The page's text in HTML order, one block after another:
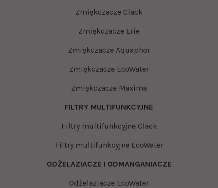
Zmiękczacze Clack
Zmiękczacze Erie
Zmiękczacze Aquaphor
Zmiękczacze EcoWater
Zmiękczacze Maxima
FILTRY MULTIFUNKCYJNE
Filtry multifunkcyjne Clack
Filtry multifunkcyjne EcoWater
ODŻELAZIACZE I ODMANGANIACZE
Odżelaziacze EcoWater